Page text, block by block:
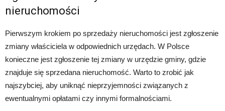
nieruchomości
Pierwszym krokiem po sprzedaży nieruchomości jest zgłoszenie
zmiany właściciela w odpowiednich urzędach. W Polsce
konieczne jest zgłoszenie tej zmiany w urzędzie gminy, gdzie
znajduje się sprzedana nieruchomość. Warto to zrobić jak
najszybciej, aby uniknąć nieprzyjemności związanych z
ewentualnymi opłatami czy innymi formalnościami.